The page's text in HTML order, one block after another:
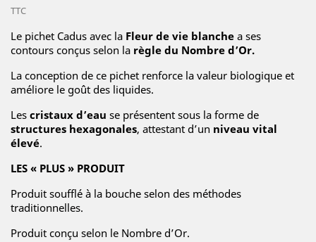
TTC
Le pichet Cadus avec la Fleur de vie blanche a ses
contours conçus selon la règle du Nombre d’Or.
La conception de ce pichet renforce la valeur biologique et
améliore le goût des liquides.
Les cristaux d’eau se présentent sous la forme de
structures hexagonales, attestant d’un niveau vital
élevé.
LES « PLUS » PRODUIT
Produit soufflé à la bouche selon des méthodes
traditionnelles.
Produit conçu selon le Nombre d’Or.